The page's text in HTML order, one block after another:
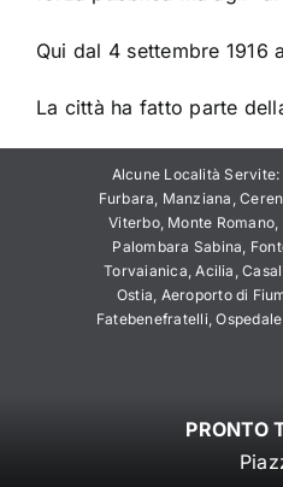
Qui dal 4 settembre 1916
La città ha fatto parte
Alcune Località
Furbara, Manziana,
Viterbo, Monte
Palombara Sabina,
Torvaianica, Acilia,
Ostia, Aeroporto di
Fatebenefratelli,
PRONTO